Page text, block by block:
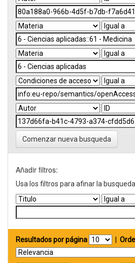
Comenzar nueva busqueda
Añadir filtros:
Usa los filtros para afinar la busqueda.
Resultados por página